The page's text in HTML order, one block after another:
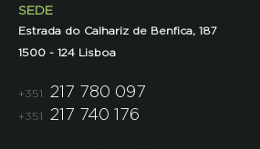
SEDE
Estrada do Calhariz de Benfica, 187
1500 - 124 Lisboa
+351 217 780 097
+351 217 740 176